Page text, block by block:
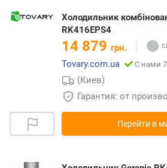
Холодильник
RK416EPS4
14 879 грн.
Tovary.com.ua
С нами
(Киев)
Гарантия: от
Перейти в